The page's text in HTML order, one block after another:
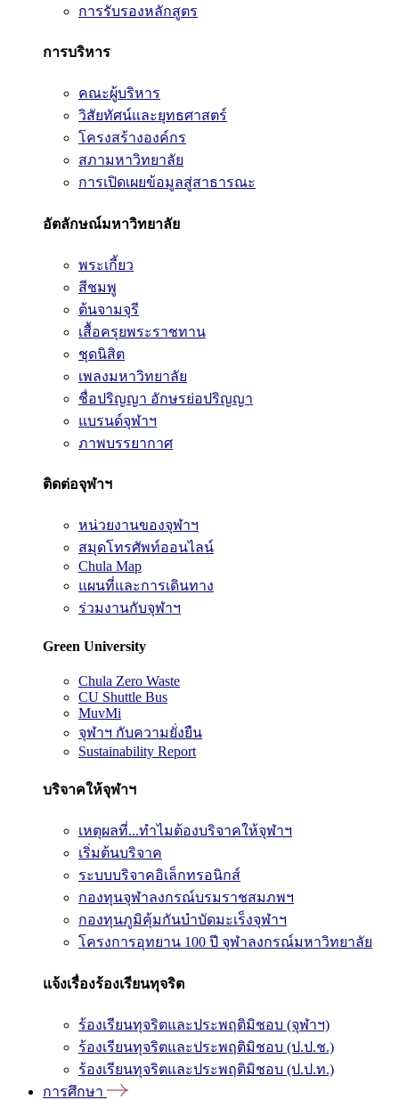
การรับรองหลักสูตร
การบริหาร
คณะผู้บริหาร
วิสัยทัศน์และยุทธศาสตร์
โครงสร้างองค์กร
สภามหาวิทยาลัย
การเปิดเผยข้อมูลสู่สาธารณะ
อัตลักษณ์มหาวิทยาลัย
พระเกี้ยว
สีชมพู
ต้นจามจุรี
เสื้อครุยพระราชทาน
ชุดนิสิต
เพลงมหาวิทยาลัย
ชื่อปริญญา อักษรย่อปริญญา
แบรนด์จุฬาฯ
ภาพบรรยากาศ
ติดต่อจุฬาฯ
หน่วยงานของจุฬาฯ
สมุดโทรศัพท์ออนไลน์
Chula Map
แผนที่และการเดินทาง
ร่วมงานกับจุฬาฯ
Green University
Chula Zero Waste
CU Shuttle Bus
MuvMi
จุฬาฯ กับความยั่งยืน
Sustainability Report
บริจาคให้จุฬาฯ
เหตุผลที่...ทำไมต้องบริจาคให้จุฬาฯ
เริ่มต้นบริจาค
ระบบบริจาคอิเล็กทรอนิกส์
กองทุนจุฬาลงกรณ์บรมราชสมภพฯ
กองทุนภูมิคุ้มกันบำบัดมะเร็งจุฬาฯ
โครงการอุทยาน 100 ปี จุฬาลงกรณ์มหาวิทยาลัย
แจ้งเรื่องร้องเรียนทุจริต
ร้องเรียนทุจริตและประพฤติมิชอบ (จุฬาฯ)
ร้องเรียนทุจริตและประพฤติมิชอบ (ป.ป.ช.)
ร้องเรียนทุจริตและประพฤติมิชอบ (ป.ป.ท.)
การศึกษา